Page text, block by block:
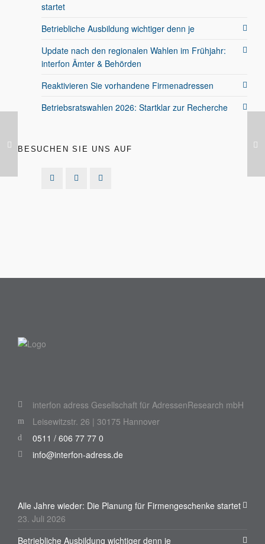
startet
Betriebliche Ausbildung wichtiger denn je
Update nach den regionalen Wahlen im Frühjahr:
interfon Ämter & Behörden
Reaktivieren Sie vorhandene Firmenadressen
Betriebsratswahlen 2026: Startklar zur Recherche
BESUCHEN SIE UNS AUF
interfon adress Gesellschaft für AdressenResearch mbH
Leisewitzstr. 26 | 30175 Hannover
0511 / 606 77 77 0
info@interfon-adress.de
Alle Jahre wieder: Die Planung für Firmengeschenke startet
23. Juli 2026
Betriebliche Ausbildung wichtiger denn je